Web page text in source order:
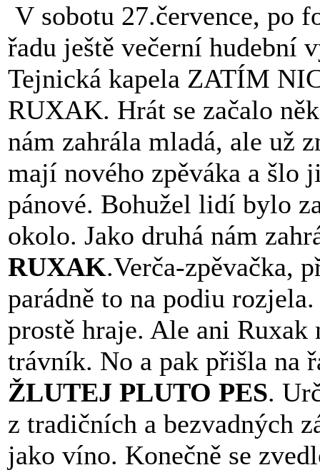
V sobotu 27.července, po
řadu ještě večerní hudební
Tejnická kapela ZATÍM
RUXAK. Hrát se začalo
nám zahrála mladá, ale už
mají nového zpěváka a šlo
pánové. Bohužel lidí bylo
okolo. Jako druhá nám
RUXAK.Verča-zpěvačka,
parádně to na podiu
prostě hraje. Ale ani
trávník. No a pak přišla na
ŽLUTEJ PLUTO PES.
z tradičních a bezvadných
jako víno. Konečně se